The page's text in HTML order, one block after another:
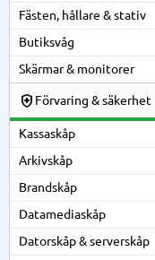
Fästen, hållare & stativ
Butiksvåg
Skärmar & monitorer
Förvaring & säkerhet
Kassaskåp
Arkivskåp
Brandskåp
Datamediaskåp
Datorskåp & serverskåp